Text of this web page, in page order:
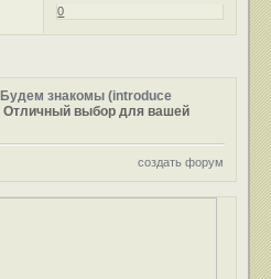
0
Будем знакомы (introduce
Отличный выбор для вашей
создать форум